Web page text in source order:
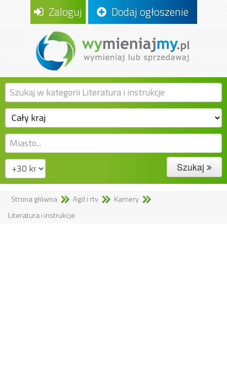
Zaloguj Dodaj ogłoszenie
Szukaj
Strona główna Agd i rtv
Kamery
Literatura i instrukcje